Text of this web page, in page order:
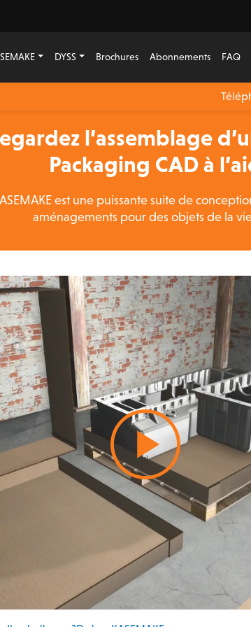
DYSS Brochures Abonnements FAQ
l’assemblage
Packaging CAD à
est une puissante suite de
aménagements pour des objets de la